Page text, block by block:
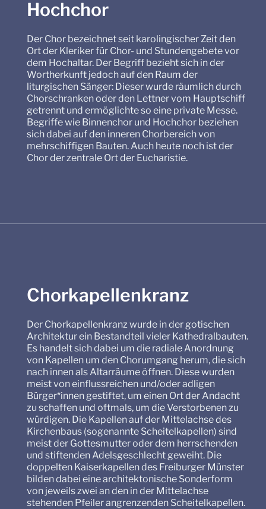
Hochchor
Der Chor bezeichnet seit karolingischer Zeit den
Ort der Kleriker für Chor- und Stundengebete vor
dem Hochaltar. Der Begriff bezieht sich in der
Wortherkunft jedoch auf den Raum der
liturgischen Sänger: Dieser wurde räumlich durch
Chorschranken oder den Lettner vom Hauptschiff
getrennt und ermöglichte so eine private Messe.
Begriffe wie Binnenchor und Hochchor beziehen
sich dabei auf den inneren Chorbereich von
mehrschiffigen Bauten. Auch heute noch ist der
Chor der zentrale Ort der Eucharistie.
Chorkapellenkranz
Der Chorkapellenkranz wurde in der gotischen
Architektur ein Bestandteil vieler Kathedralbauten.
Es handelt sich dabei um die radiale Anordnung
von Kapellen um den Chorumgang herum, die sich
nach innen als Altarräume öffnen. Diese wurden
meist von einflussreichen und/oder adligen
Bürger*innen gestiftet, um einen Ort der Andacht
zu schaffen und oftmals, um die Verstorbenen zu
würdigen. Die Kapellen auf der Mittelachse des
Kirchenbaus (sogenannte Scheitelkapellen) sind
meist der Gottesmutter oder dem herrschenden
und stiftenden Adelsgeschlecht geweiht. Die
doppelten Kaiserkapellen des Freiburger Münster
bilden dabei eine architektonische Sonderform
von jeweils zwei an den in der Mittelachse
stehenden Pfeiler angrenzenden Scheitelkapellen.